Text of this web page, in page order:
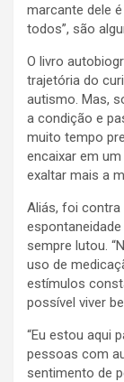
marcante dele
todos”, são
O livro
trajetória do
autismo. Mas,
a condição e
muito tempo
encaixar em
exaltar mais a
Aliás, foi
sempre lutou.
uso de
estímulos
possível viver
“Eu estou aqui
pessoas com
sentimento de